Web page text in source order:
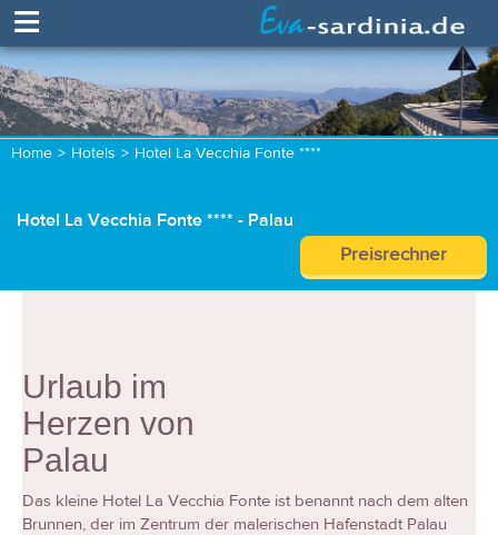
≡
Home > Hotels > Hotel La Vecchia Fonte ****
Hotel La Vecchia Fonte **** - Palau
Preisrechner
Urlaub im
Herzen von
Palau
Das kleine Hotel La Vecchia Fonte ist benannt nach dem alten
Brunnen, der im Zentrum der malerischen Hafenstadt Palau